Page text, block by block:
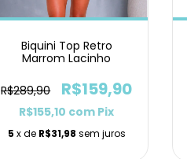
Biquini Top Retro
Marrom Lacinho
R$289,90 R$159,90
R$155,10 com Pix
5 x de R$31,98 sem juros